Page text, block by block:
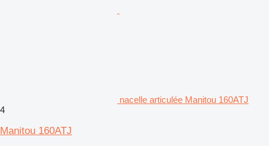
nacelle articulée Manitou 160ATJ
4
Manitou 160ATJ